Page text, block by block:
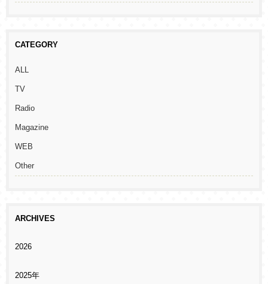
CATEGORY
ALL
TV
Radio
Magazine
WEB
Other
ARCHIVES
2026
2025年